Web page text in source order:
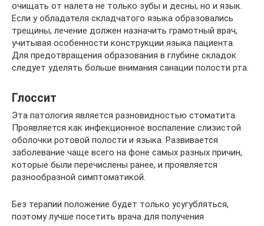
очищать от налета не только зубы и десны, но и язык.
Если у обладателя складчатого языка образовались
трещины, лечение должен назначить грамотный врач,
учитывая особенности конструкции языка пациента.
Для предотвращения образования в глубине складок
следует уделять больше внимания санации полости рта.
Глоссит
Эта патология является разновидностью стоматита.
Проявляется как инфекционное воспаление слизистой
оболочки ротовой полости и языка. Развивается
заболевание чаще всего на фоне самых разных причин,
которые были перечислены ранее, и проявляется
разнообразной симптоматикой.
Без терапии положение будет только усугубляться,
поэтому лучше посетить врача для получения